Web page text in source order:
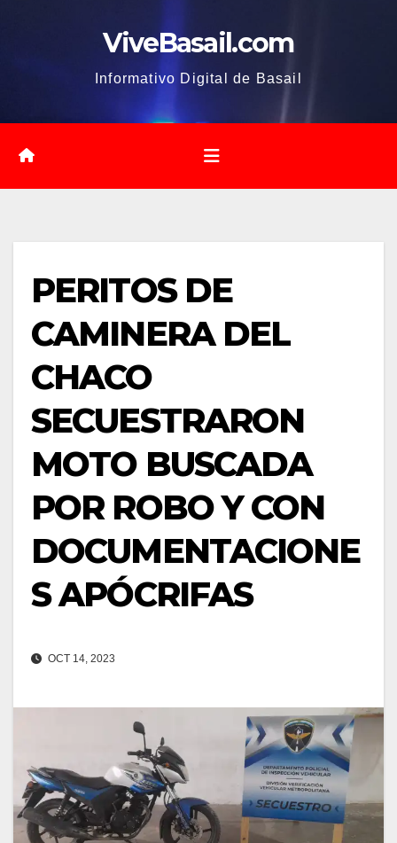
ViveBasail.com
Informativo Digital de Basail
PERITOS DE
CAMINERA DEL
CHACO
SECUESTRARON
MOTO BUSCADA
POR ROBO Y CON
DOCUMENTACIONE
S APÓCRIFAS
OCT 14, 2023